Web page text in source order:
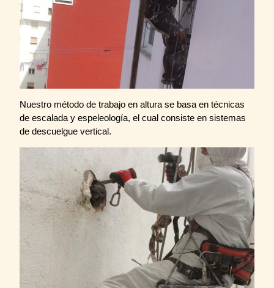
Nuestro método de trabajo en altura se basa en técnicas
de escalada y espeleología, el cual consiste en sistemas
de descuelgue vertical.